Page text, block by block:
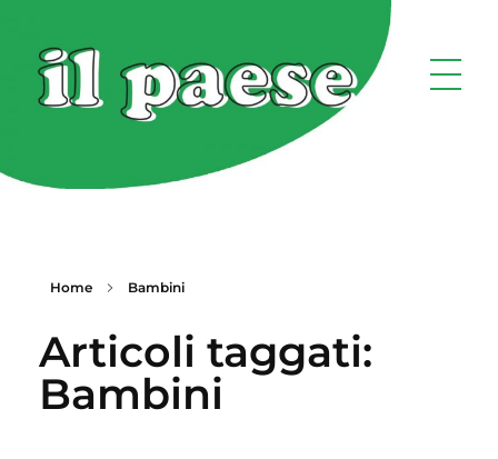
Home Bambini
Articoli taggati:
Bambini